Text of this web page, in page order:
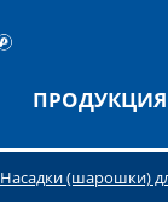
ПРОДУКЦИЯ
Насадки (шарошки)